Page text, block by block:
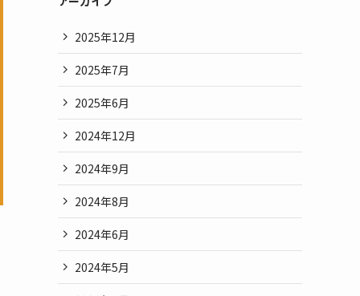
2025年12月
2025年7月
2025年6月
2024年12月
2024年9月
2024年8月
2024年6月
2024年5月